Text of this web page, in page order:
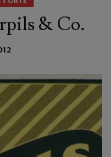
& Co.